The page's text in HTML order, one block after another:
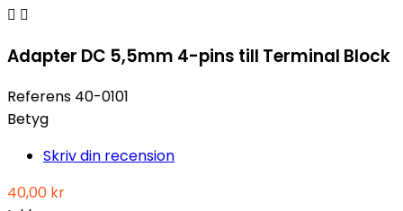
 
Adapter DC 5,5mm 4-pins till Terminal Block
Referens 40-0101
Betyg
Skriv din recension
40,00 kr